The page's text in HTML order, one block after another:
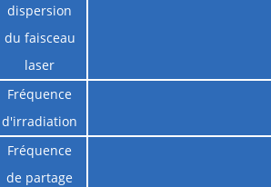
dispersion
du faisceau
laser
Fréquence
d'irradiation
Fréquence
de partage